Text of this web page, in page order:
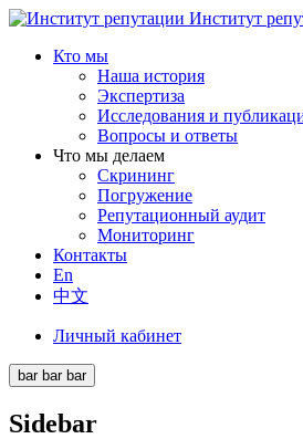
Институт
Кто мы
Наша история
Экспертиза
Исследования и
Вопросы и ответы
Что мы делаем
Скрининг
Погружение
Репутационный аудит
Мониторинг
Контакты
En
中文
Личный кабинет
bar bar bar
Sidebar